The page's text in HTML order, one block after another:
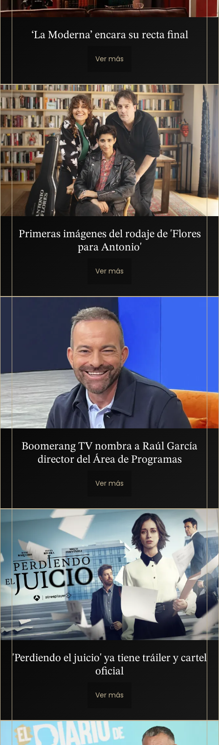
‘La Moderna’ encara su recta final
Ver más
Imagen
Primeras imágenes del rodaje de 'Flores
para Antonio'
Ver más
Boomerang TV nombra a Raúl García
director del Área de Programas
Ver más
'Perdiendo el juicio' ya tiene tráiler y cartel
oficial
Ver más
Imagen